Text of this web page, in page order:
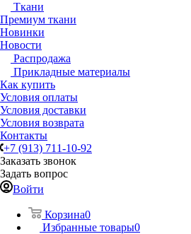
Ткани
Премиум ткани
Новинки
Новости
Распродажа
Прикладные материалы
Как купить
Условия оплаты
Условия доставки
Условия возврата
Контакты
+7 (913) 711-10-92
Заказать звонок
Задать вопрос
Войти
Корзина0
Избранные товары0